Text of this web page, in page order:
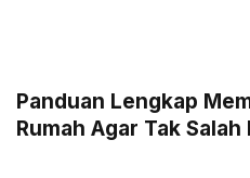
Panduan Lengkap
Rumah Agar Tak Salah